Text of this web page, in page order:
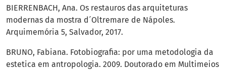
BIERRENBACH, Ana. Os restauros das arquiteturas
modernas da mostra d´Oltremare de Nápoles.
Arquimemória 5, Salvador, 2017.
BRUNO, Fabiana. Fotobiografia: por uma metodologia da
estetica em antropologia. 2009. Doutorado em Multimeios